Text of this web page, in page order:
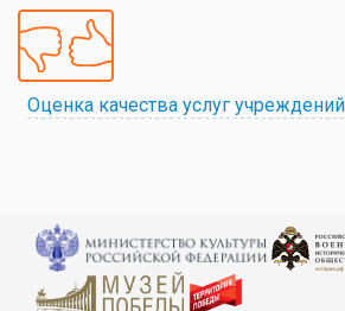
Оценка качества услуг